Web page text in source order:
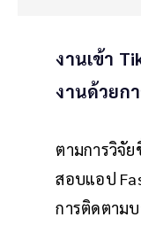
งานเข้า
งานด้วยก
ตามการวิจั
สอบแอป
การติดตาม